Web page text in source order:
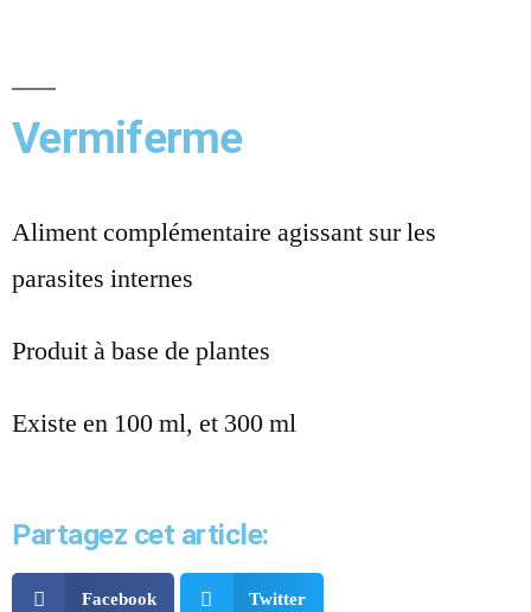
Vermiferme
Aliment complémentaire agissant sur les
parasites internes
Produit à base de plantes
Existe en 100 ml, et 300 ml
Partagez cet article:
Facebook Twitter